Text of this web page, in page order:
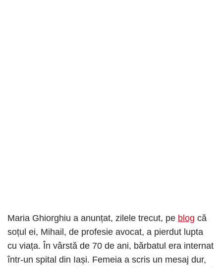
Maria Ghiorghiu a anunțat, zilele trecut, pe blog că
soțul ei, Mihail, de profesie avocat, a pierdut lupta
cu viața. În vârstă de 70 de ani, bărbatul era internat
într-un spital din Iași. Femeia a scris un mesaj dur,